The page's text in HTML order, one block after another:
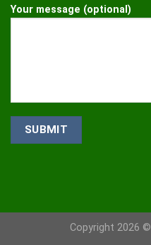
Your message (optional)
Copyright 2026 ©